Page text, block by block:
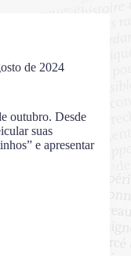
de 2024
outubro. Desde
suas
e apresentar